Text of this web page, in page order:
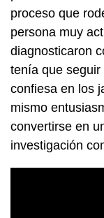
proceso que
persona muy
diagnosticaron
tenía que
confiesa en los
mismo
convertirse en
investigación